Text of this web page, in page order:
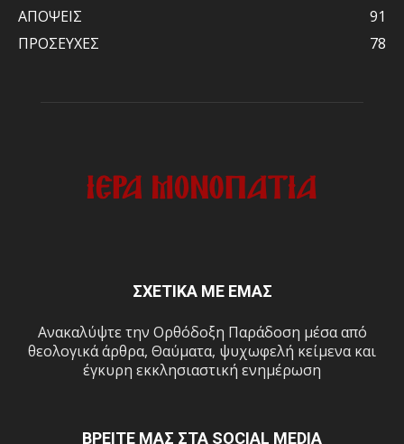
ΑΠΟΨΕΙΣ
91
ΠΡΟΣΕΥΧΕΣ
78
ΣΧΕΤΙΚΑ ΜΕ ΕΜΑΣ
Ανακαλύψτε την Ορθόδοξη Παράδοση μέσα από
θεολογικά άρθρα, Θαύματα, ψυχωφελή κείμενα και
έγκυρη εκκλησιαστική ενημέρωση
ΒΡΕΙΤΕ ΜΑΣ ΣΤΑ SOCIAL MEDIA